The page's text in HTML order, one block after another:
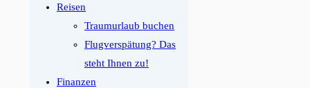
Reisen
Traumurlaub buchen
Flugverspätung? Das
steht Ihnen zu!
Finanzen